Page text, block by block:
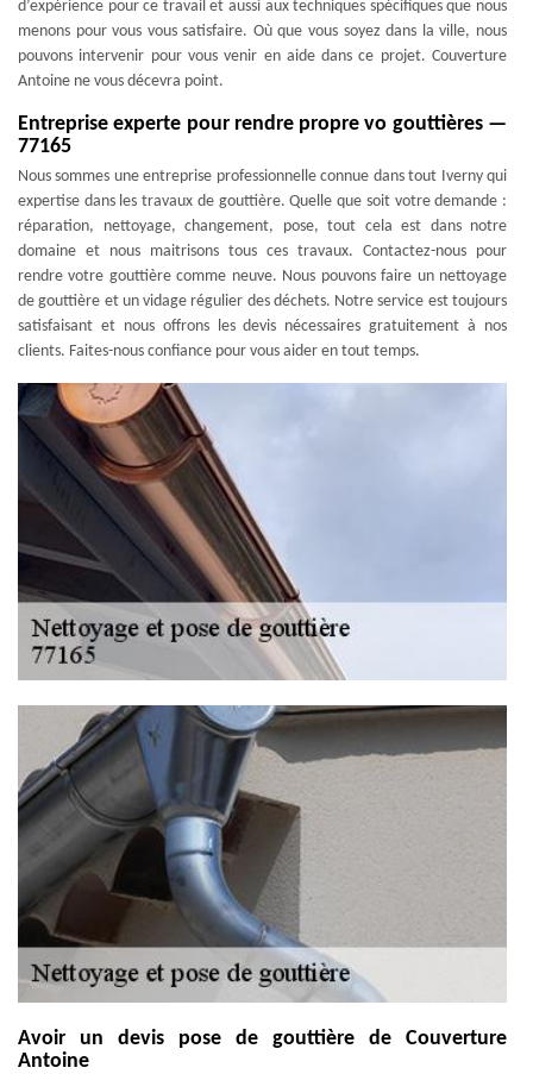
d’expérience pour ce travail et aussi aux techniques spécifiques que nous
menons pour vous vous satisfaire. Où que vous soyez dans la ville, nous
pouvons intervenir pour vous venir en aide dans ce projet. Couverture
Antoine ne vous décevra point.
Entreprise experte pour rendre propre vo gouttières —
77165
Nous sommes une entreprise professionnelle connue dans tout Iverny qui
expertise dans les travaux de gouttière. Quelle que soit votre demande :
réparation, nettoyage, changement, pose, tout cela est dans notre
domaine et nous maitrisons tous ces travaux. Contactez-nous pour
rendre votre gouttière comme neuve. Nous pouvons faire un nettoyage
de gouttière et un vidage régulier des déchets. Notre service est toujours
satisfaisant et nous offrons les devis nécessaires gratuitement à nos
clients. Faites-nous confiance pour vous aider en tout temps.
Avoir un devis pose de gouttière de Couverture
Antoine